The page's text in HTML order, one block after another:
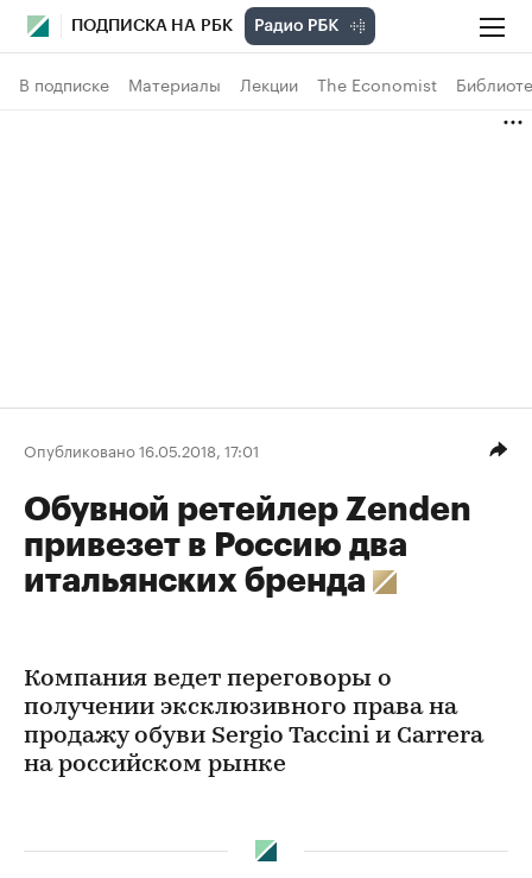
ПОДПИСКА НА РБК
В подписке Материалы Лекции The Economist
Опубликовано 16.05.2018, 17:01
Обувной ретейлер Zenden
привезет в Россию два
итальянских бренда
Компания ведет переговоры о
получении эксклюзивного права на
продажу обуви Sergio Taccini и Carrera
на российском рынке